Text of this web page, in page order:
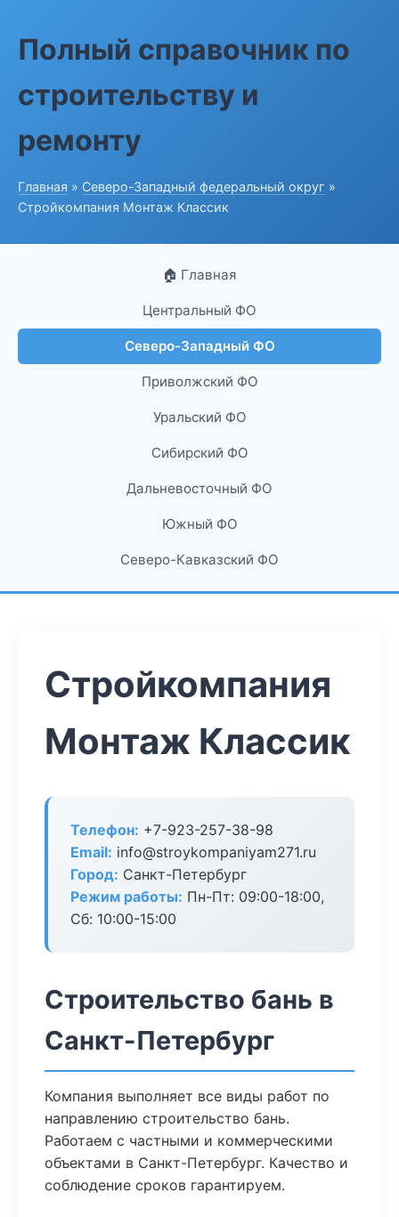
Полный справочник по
строительству и
ремонту
Главная » Северо-Западный федеральный округ »
Стройкомпания Монтаж Классик
🏠 Главная
Центральный ФО
Северо-Западный ФО
Приволжский ФО
Уральский ФО
Сибирский ФО
Дальневосточный ФО
Южный ФО
Северо-Кавказский ФО
Стройкомпания
Монтаж Классик
Телефон: +7-923-257-38-98
Email: info@stroykompaniyam271.ru
Город: Санкт-Петербург
Режим работы: Пн-Пт: 09:00-18:00,
Сб: 10:00-15:00
Строительство бань в
Санкт-Петербург
Компания выполняет все виды работ по
направлению строительство бань.
Работаем с частными и коммерческими
объектами в Санкт-Петербург. Качество и
соблюдение сроков гарантируем.